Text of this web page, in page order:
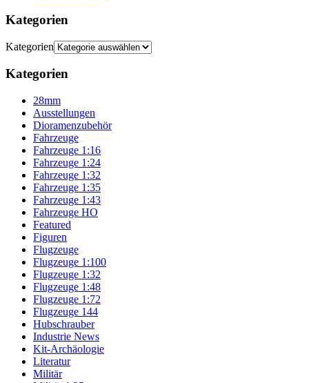
Kategorien
Kategorien
Kategorien
28mm
Ausstellungen
Dioramenzubehör
Fahrzeuge
Fahrzeuge 1:16
Fahrzeuge 1:24
Fahrzeuge 1:32
Fahrzeuge 1:35
Fahrzeuge 1:43
Fahrzeuge HO
Featured
Figuren
Flugzeuge
Flugzeuge 1:100
Flugzeuge 1:32
Flugzeuge 1:48
Flugzeuge 1:72
Flugzeuge 144
Hubschrauber
Industrie News
Kit-Archäologie
Literatur
Militär